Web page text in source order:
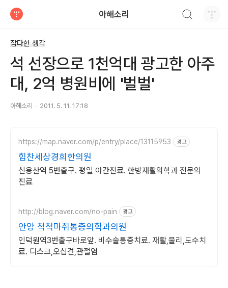
아해소리
잡다한 생각
석 선장으로 1천억대 광고한 아주
대, 2억 병원비에 '벌벌'
아해소리 2011. 5. 11. 17:18
https://map.naver.com/p/entry/place/13115953 광고
힘찬세상경희한의원
신용산역 5번출구. 평일 야간진료. 한방재활의학과 전문의
진료
http://blog.naver.com/no-pain 광고
안양 척척마취통증의학과의원
인덕원역3번출구바로앞. 비수술통증치료. 재활,물리,도수치
료. 디스크,오십견,관절염